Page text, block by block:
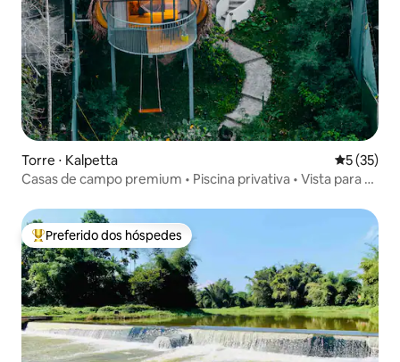
Torre ⋅ Kalpetta 5 de uma
5 (35)
Casas de campo premium • Piscina privativa • Vista para a
Entre os melhores preferidos dos hóspedes
Preferido dos hóspedes